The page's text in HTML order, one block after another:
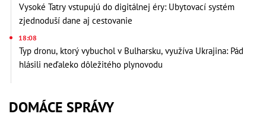
Vysoké Tatry vstupujú do digitálnej éry: Ubytovací systém
zjednoduší dane aj cestovanie
18:08
Typ dronu, ktorý vybuchol v Bulharsku, využíva Ukrajina: Pád
hlásili neďaleko dôležitého plynovodu
DOMÁCE SPRÁVY